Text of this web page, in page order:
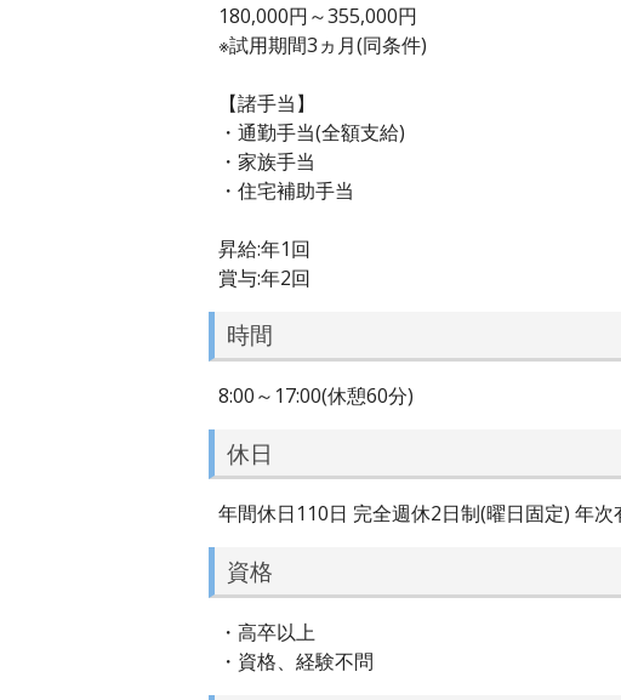
180,000円～355,000円
※試用期間3ヵ月(同条件)
【諸手当】
・通勤手当(全額支給)
・家族手当
・住宅補助手当
昇給:年1回
賞与:年2回
時間
8:00～17:00(休憩60分)
休日
年間休日110日 完全週休2日制(曜日固定) 年
資格
・高卒以上
・資格、経験不問